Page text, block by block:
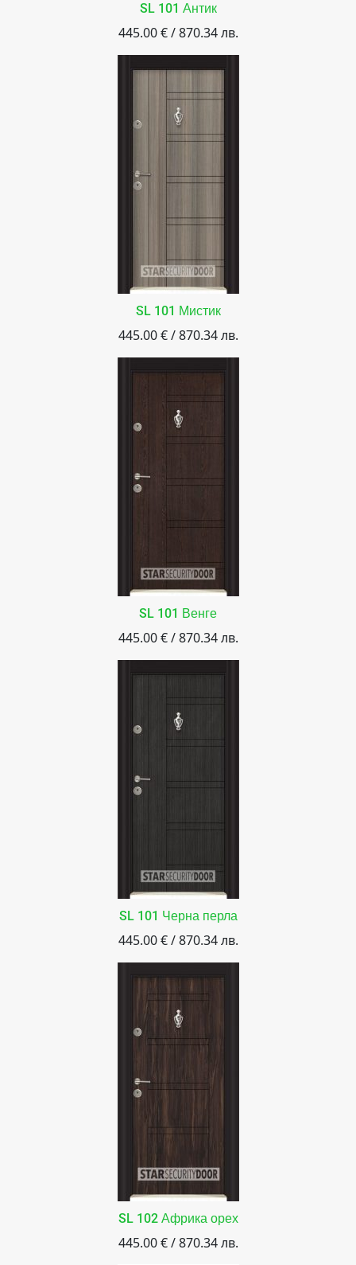
SL 101 Антик
445.00 € / 870.34 лв.
SL 101 Мистик
445.00 € / 870.34 лв.
SL 101 Венге
445.00 € / 870.34 лв.
SL 101 Черна перла
445.00 € / 870.34 лв.
SL 102 Африка орех
445.00 € / 870.34 лв.